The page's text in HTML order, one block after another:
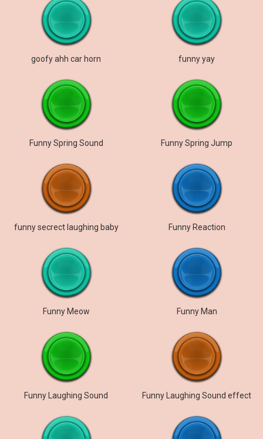
goofy ahh car horn funny yay
Funny Spring Sound Funny Spring Jump
funny secrect laughing baby Funny Reaction
Funny Meow Funny Man
Funny Laughing Sound Funny Laughing Sound effect